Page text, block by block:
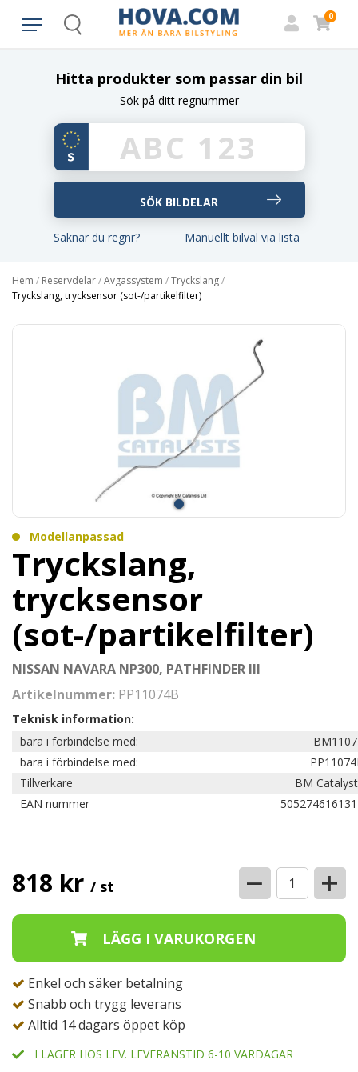
Search
0
Hitta produkter som passar din bil
Sök på ditt regnummer
Saknar du regnr? Manuellt bilval via lista
Hem / Reservdelar/Avgassystem /Tryckslang/
Tryckslang, trycksensor (sot-/partikelfilter)
Modellanpassad
Tryckslang,
trycksensor
(sot-/partikelfilter)
NISSAN NAVARA NP300, PATHFINDER III
Artikelnummer: PP11074B
Teknisk information:
bara i förbindelse med:
bara i förbindelse med:
Tillverkare
BM
EAN nummer
818 kr / st − +
Enkel och säker betalning
Snabb och trygg leverans
Alltid 14 dagars öppet köp
I LAGER HOS LEV. LEVERANSTID 6-10 VARDAGAR